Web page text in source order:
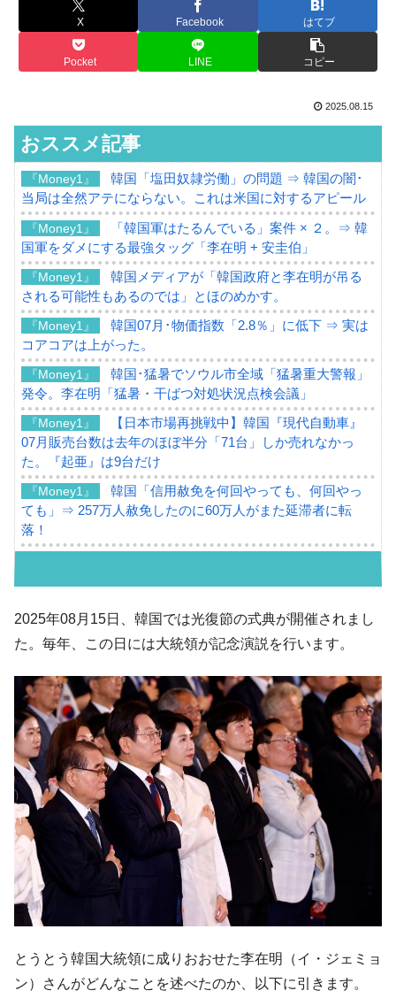
X Facebook はてブ
Pocket LINE コピー
2025.08.15
おススメ記事
『Money1』
韓国「塩田奴隷労働」の問題 ⇒ 韓国の闇･
当局は全然アテにならない。これは米国に対するアピール
『Money1』
「韓国軍はたるんでいる」案件 × ２。⇒ 韓
国軍をダメにする最強タッグ「李在明 + 安圭伯」
『Money1』
韓国メディアが「韓国政府と李在明が吊る
される可能性もあるのでは」とほのめかす。
『Money1』
韓国07月･物価指数「2.8％」に低下 ⇒ 実は
コアコアは上がった。
『Money1』
韓国･猛暑でソウル市全域「猛暑重大警報」
発令。李在明「猛暑・干ばつ対処状況点検会議」
『Money1』
【日本市場再挑戦中】韓国『現代自動車』
07月販売台数は去年のほぼ半分「71台」しか売れなかっ
た。『起亜』は9台だけ
『Money1』
韓国「信用赦免を何回やっても、何回やっ
ても」⇒ 257万人赦免したのに60万人がまた延滞者に転
落！
韓国「2026年07月の輸出入」絶好調。半導
体だけで410億ドル、輸出全体の41％もある
や、若者に起業させよう」⇒ どんな雇用対策だソレ。
『Money1』
【韓国の外貨準備】2026年07月は4,279億ド
ル。外平債の発行「19.4億ドル」
『Money1』
韓国「ここは北朝鮮なのか。選管がサーバ
ーにウソのデータを入力したのは明白だ」
『Money1』
韓国･李在明さっそく不動産対策で浅薄な発
言。
『Money1』
韓国は「中国と同じく」投資に不適格な国
だ。
『Money1』
『韓国銀行』が「金の保有量を増やしま
す」⇒「金を経由するドル入手」手段ではないのか？
『Money1』
韓国･外為取引量「1日当たり1,214.4億ド
ル」まで拡大 ⇒ 海外資金の動きに強く左右される状態
2025年08月15日、韓国では光復節の式典が開催されまし
た。毎年、この日には大統領が記念演説を行います。
とうとう韓国大統領に成りおおせた李在明（イ・ジェミョ
ン）さんがどんなことを述べたのか、以下に引きます。